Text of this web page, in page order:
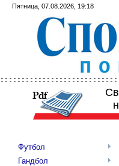
Пятница, 07.08.2026, 19:18
Футбол
Гандбол